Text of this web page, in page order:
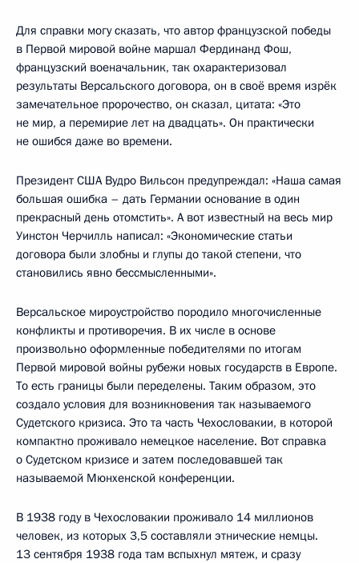
Для справки могу сказать, что автор французской победы
в Первой мировой войне маршал Фердинанд Фош,
французский военачальник, так охарактеризовал
результаты Версальского договора, он в своё время изрёк
замечательное пророчество, он сказал, цитата: «Это
не мир, а перемирие лет на двадцать». Он практически
не ошибся даже во времени.
Президент США Вудро Вильсон предупреждал: «Наша самая
большая ошибка – дать Германии основание в один
прекрасный день отомстить». А вот известный на весь мир
Уинстон Черчилль написал: «Экономические статьи
договора были злобны и глупы до такой степени, что
становились явно бессмысленными».
Версальское мироустройство породило многочисленные
конфликты и противоречия. В их числе в основе
произвольно оформленные победителями по итогам
Первой мировой войны рубежи новых государств в Европе.
То есть границы были переделены. Таким образом, это
создало условия для возникновения так называемого
Судетского кризиса. Это та часть Чехословакии, в которой
компактно проживало немецкое население. Вот справка
о Судетском кризисе и затем последовавшей так
называемой Мюнхенской конференции.
В 1938 году в Чехословакии проживало 14 миллионов
человек, из которых 3,5 составляли этнические немцы.
13 сентября 1938 года там вспыхнул мятеж, и сразу